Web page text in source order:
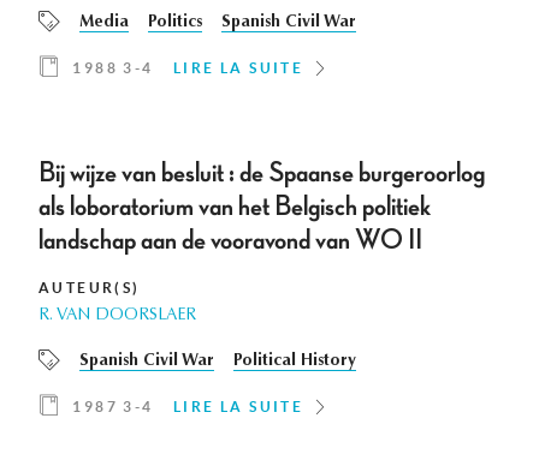
Media Politics Spanish Civil War
1988 3-4 LIRE LA SUITE
Bij wijze van besluit : de Spaanse burgeroorlog
als loboratorium van het Belgisch politiek
landschap aan de vooravond van WO II
AUTEUR(S)
R. VAN DOORSLAER
Spanish Civil War Political History
1987 3-4 LIRE LA SUITE